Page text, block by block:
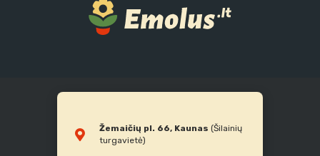
Žemaičių pl. 66, Kaunas (Šilainių
turgavietė)